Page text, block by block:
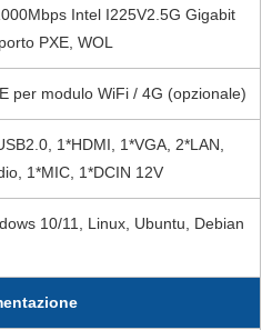
Intel I225V2.5G Gigabit
PXE, WOL
per modulo WiFi / 4G (opzionale)
1*HDMI, 1*VGA, 2*LAN,
1*MIC, 1*DCIN 12V
10/11, Linux, Ubuntu, Debian